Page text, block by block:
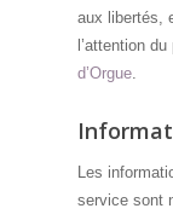
aux libertés,
l’attention
d’Orgue.
Les
service sont